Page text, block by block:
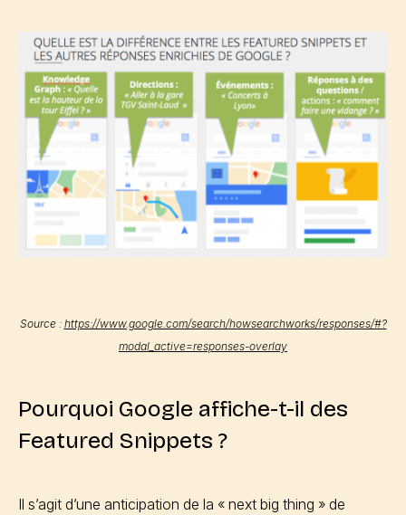
Source : https://www.google.com/search/howsearchworks/responses/#?
modal_active=responses-overlay
Pourquoi Google affiche-t-il des
Featured Snippets ?
Il s’agit d’une anticipation de la « next big thing » de